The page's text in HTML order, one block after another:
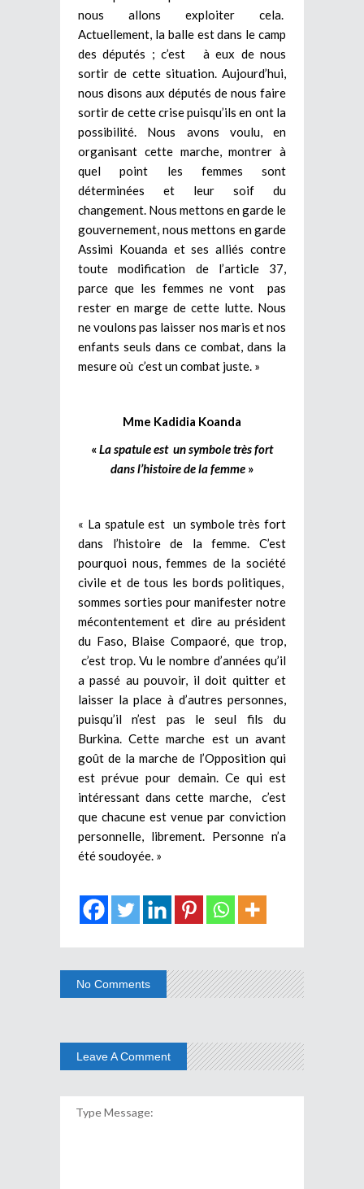
nous allons exploiter cela.
Actuellement, la balle est dans le camp
des députés ; c’est à eux de nous
sortir de cette situation. Aujourd’hui,
nous disons aux députés de nous faire
sortir de cette crise puisqu’ils en ont la
possibilité. Nous avons voulu, en
organisant cette marche, montrer à
quel point les femmes sont
déterminées et leur soif du
changement. Nous mettons en garde le
gouvernement, nous mettons en garde
Assimi Kouanda et ses alliés contre
toute modification de l’article 37,
parce que les femmes ne vont pas
rester en marge de cette lutte. Nous
ne voulons pas laisser nos maris et nos
enfants seuls dans ce combat, dans la
mesure où c’est un combat juste. »
Mme Kadidia Koanda
«La spatule est un symbole très fort
dans l’histoire de la femme »
« La spatule est un symbole très fort
dans l’histoire de la femme. C’est
pourquoi nous, femmes de la société
civile et de tous les bords politiques,
sommes sorties pour manifester notre
mécontentement et dire au président
du Faso, Blaise Compaoré, que trop,
c’est trop. Vu le nombre d’années qu’il
a passé au pouvoir, il doit quitter et
laisser la place à d’autres personnes,
puisqu’il n’est pas le seul fils du
Burkina. Cette marche est un avant
goût de la marche de l’Opposition qui
est prévue pour demain. Ce qui est
intéressant dans cette marche, c’est
que chacune est venue par conviction
personnelle, librement. Personne n’a
été soudoyée. »
No Comments
Leave A Comment